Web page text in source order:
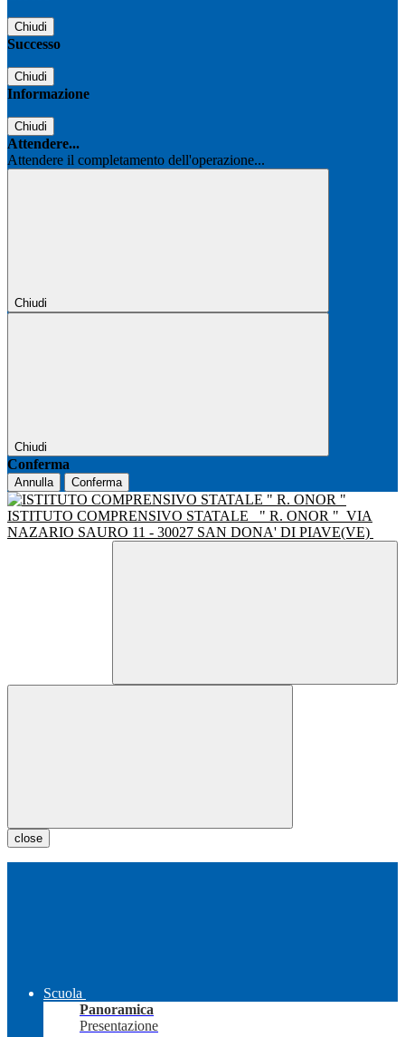
Chiudi
Successo
Chiudi
Informazione
Chiudi
Attendere...
Attendere il completamento dell'operazione...
Chiudi
Chiudi
Conferma
Annulla Conferma
ISTITUTO COMPRENSIVO STATALE " R. ONOR " VIA
NAZARIO SAURO 11 - 30027 SAN DONA' DI PIAVE(VE)
close
Scuola
Panoramica
Presentazione